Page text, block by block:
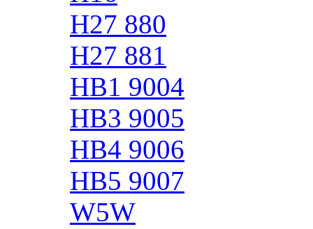
H27 880
H27 881
HB1 9004
HB3 9005
HB4 9006
HB5 9007
W5W